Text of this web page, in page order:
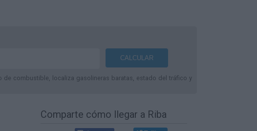
combustible, localiza gasolineras baratas, estado del tráfico y
Comparte cómo llegar a Riba